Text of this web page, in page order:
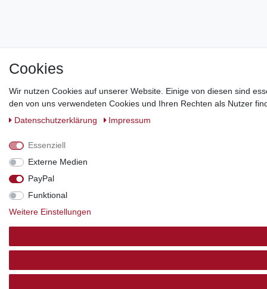
Cookies
Wir nutzen Cookies auf unserer Website. Einige von diesen sind
den von uns verwendeten Cookies und Ihren Rechten als Nutzer
Daten­schutz­erklärung
Impressum
Essenziell
Externe Medien
PayPal
Funktional
Weitere Einstellungen